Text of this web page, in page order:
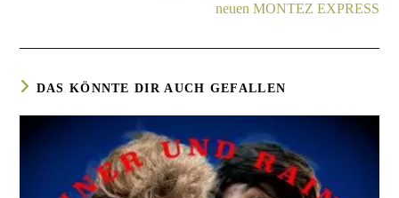
neuen MONTEZ EXPRESS
DAS KÖNNTE DIR AUCH GEFALLEN